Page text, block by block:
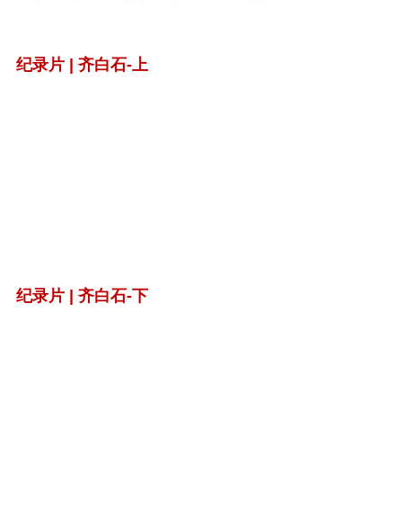
纪录片 | 齐白石-上
纪录片 | 齐白石-下